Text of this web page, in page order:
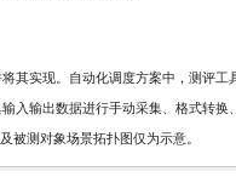
其实现。自动化调度方案中，测评
入输出数据进行手动采集、格式转
被测对象场景拓扑图仅为示意。